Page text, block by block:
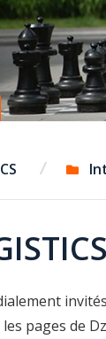
pages de